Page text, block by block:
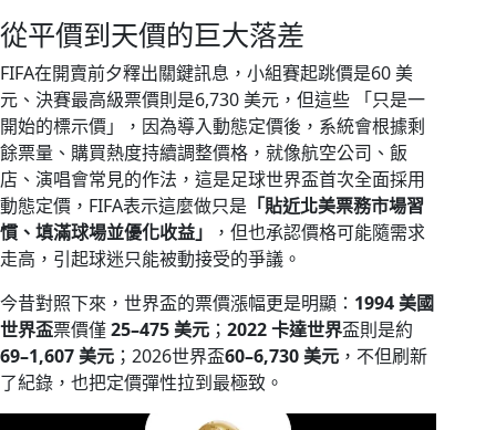
從平價到天價的巨大落差
FIFA在開賣前夕釋出關鍵訊息，小組賽起跳價是60 美
元、決賽最高級票價則是6,730 美元，但這些 「只是一
開始的標示價」，因為導入動態定價後，系統會根據剩
餘票量、購買熱度持續調整價格，就像航空公司、飯
店、演唱會常見的作法，這是足球世界盃首次全面採用
動態定價，FIFA表示這麼做只是 「貼近北美票務市場習
慣、填滿球場並優化收益」
，但也承認價格可能隨需求
走高，引起球迷只能被動接受的爭議。
今昔對照下來，世界盃的票價漲幅更是明顯： 1994 美國
世界盃票價僅25–475 美元 ； 2022 卡達世界盃則是約
69–1,607 美元 ；2026世界盃60–6,730 美元 ，不但刷新
了紀錄，也把定價彈性拉到最極致。